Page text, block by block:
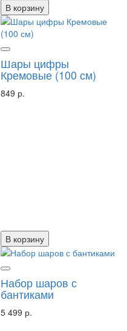
В корзину
Шары цифры
Кремовые (100 см)
849 р.
В корзину
Набор шаров с
бантиками
5 499 р.